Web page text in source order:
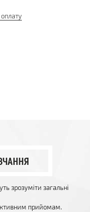
зрозуміти загальні
прийомам.